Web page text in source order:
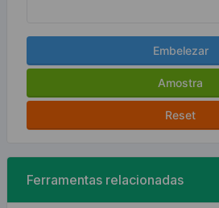
Embelezar
Amostra
Reset
Ferramentas relacionadas